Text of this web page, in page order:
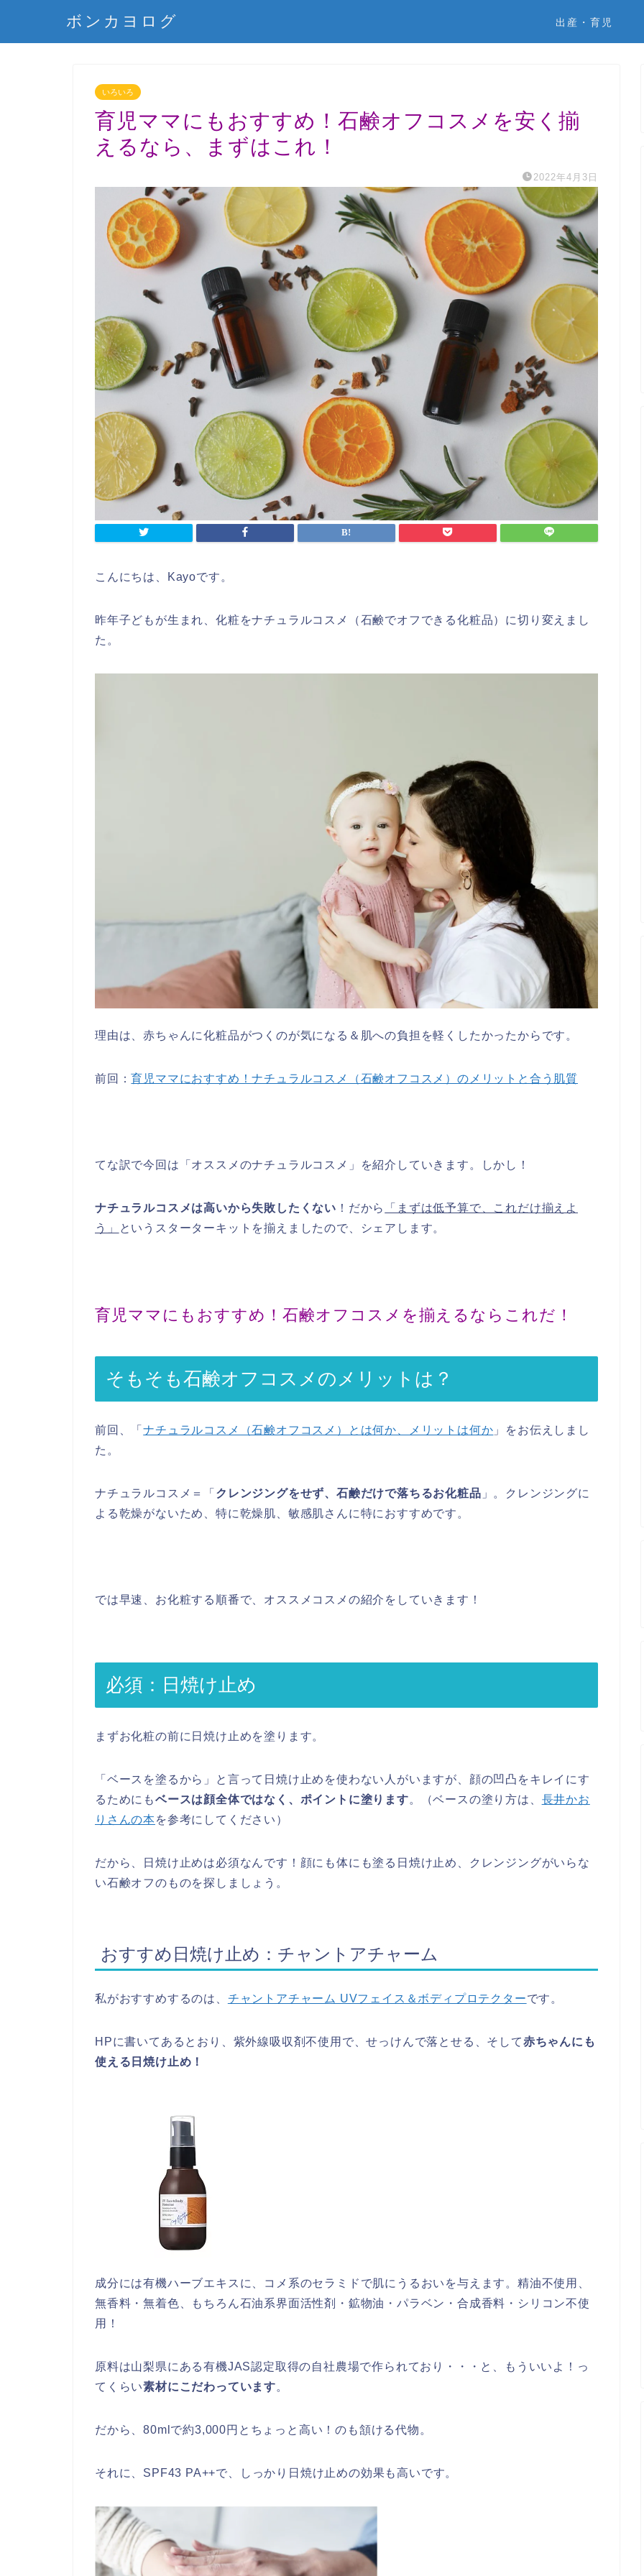
ボンカヨログ 出産・育児
いろいろ
育児ママにもおすすめ！石鹸オフコスメを安く揃
えるなら、まずはこれ！
2022年4月3日
こんにちは、Kayoです。
昨年子どもが生まれ、化粧をナチュラルコスメ（石鹸でオフできる化粧品）に切り変えまし
た。
理由は、赤ちゃんに化粧品がつくのが気になる＆肌への負担を軽くしたかったからです。
前回：育児ママにおすすめ！ナチュラルコスメ（石鹸オフコスメ）のメリットと合う肌質
てな訳で今回は「オススメのナチュラルコスメ」を紹介していきます。しかし！
ナチュラルコスメは高いから失敗したくない ！だから
「まずは低予算で、これだけ揃えよ
う」
というスターターキットを揃えましたので、シェアします。
育児ママにもおすすめ！石鹸オフコスメを揃えるならこれだ！
そもそも石鹸オフコスメのメリットは？
前回、「ナチュラルコスメ（石鹸オフコスメ）とは何か、メリットは何か 」をお伝えしまし
た。
ナチュラルコスメ＝「 クレンジングをせず、石鹸だけで落ちるお化粧品 」。クレンジングに
よる乾燥がないため、特に乾燥肌、敏感肌さんに特におすすめです。
では早速、お化粧する順番で、オススメコスメの紹介をしていきます！
必須：日焼け止め
まずお化粧の前に日焼け止めを塗ります。
「ベースを塗るから」と言って日焼け止めを使わない人がいますが、顔の凹凸をキレイにす
るためにもベースは顔全体ではなく、ポイントに塗ります。（ベースの塗り方は、 長井かお
りさんの本 を参考にしてください）
だから、日焼け止めは必須なんです！顔にも体にも塗る日焼け止め、クレンジングがいらな
い石鹸オフのものを探しましょう。
おすすめ日焼け止め：チャントアチャーム
私がおすすめするのは、 チャントアチャーム UVフェイス＆ボディプロテクターです。
HPに書いてあるとおり、紫外線吸収剤不使用で、せっけんで落とせる、そして赤ちゃんにも
使える日焼け止め！
成分には有機ハーブエキスに、コメ系のセラミドで肌にうるおいを与えます。精油不使用、
無香料・無着色、もちろん石油系界面活性剤・鉱物油・パラベン・合成香料・シリコン不使
用！
原料は山梨県にある有機JAS認定取得の自社農場で作られており・・・と、もういいよ！っ
てくらい素材にこだわっています。
だから、80mlで約3,000円とちょっと高い！のも頷ける代物。
それに、SPF43 PA++で、しっかり日焼け止めの効果も高いです。